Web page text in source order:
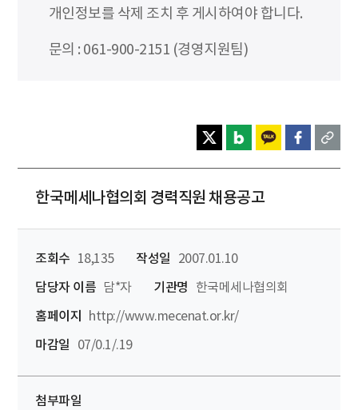
개인정보를 삭제 조치 후 게시하여야 합니다.
문의 : 061-900-2151 (경영지원팀)
한국메세나협의회 경력직원 채용공고
조회수 18,135 작성일
2007.01.10
담당자 이름 담*자 기관명
한국메세나협의회
홈페이지
http://www.mecenat.or.kr/
마감일
07/0.1/.19
첨부파일